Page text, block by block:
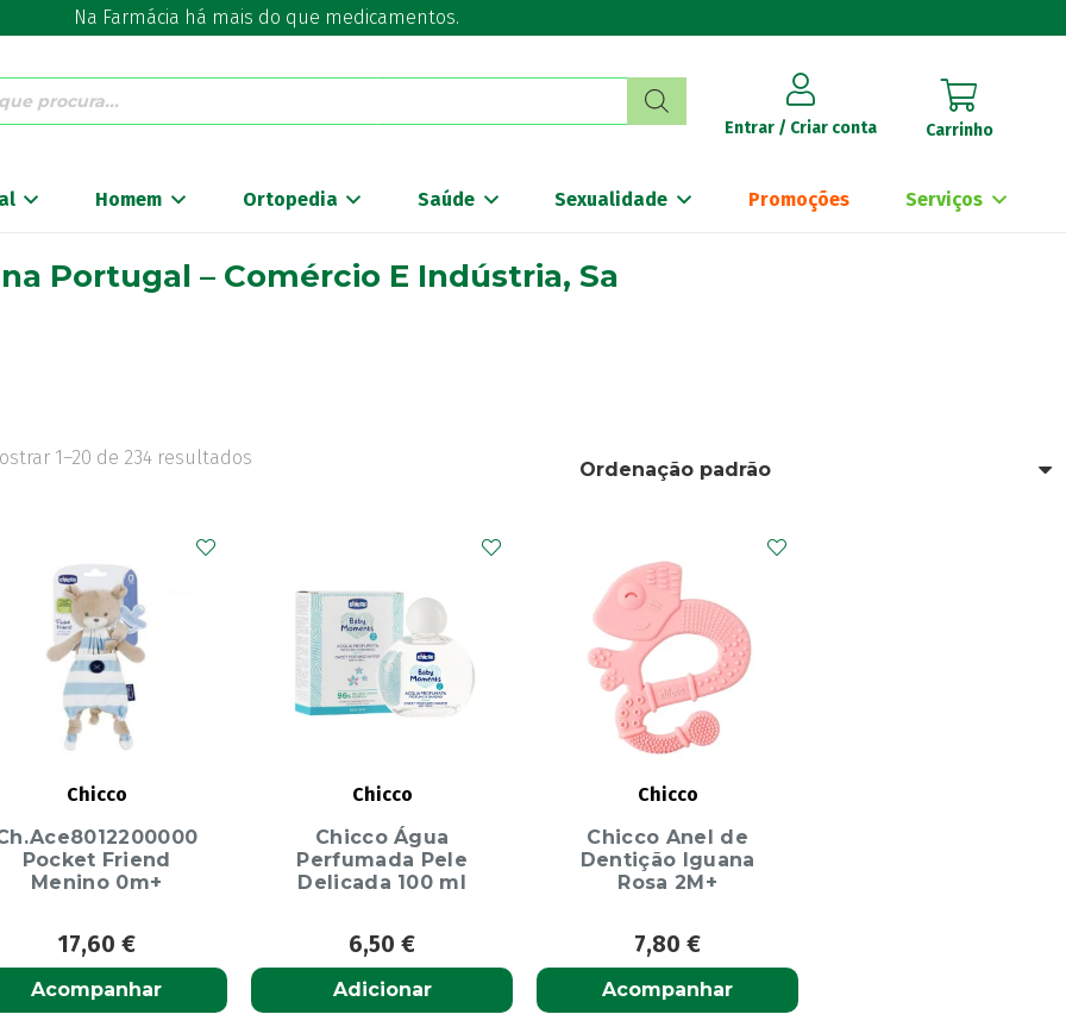
Na Farmácia há mais do que medicamentos.
Entrar / Criar conta Carrinho
Homem Ortopedia Saúde Sexualidade Promoções Serviços
Portugal – Comércio E Indústria, Sa
1–20 de 234 resultados
Chicco
Pocket Friend
Menino 0m+
17,60 €
Acompanhar
Chicco
Chicco Água
Perfumada Pele
Delicada 100 ml
6,50€
Adicionar
Chicco
Chicco Anel de
Dentição Iguana
Rosa 2M+
7,80€
Acompanhar